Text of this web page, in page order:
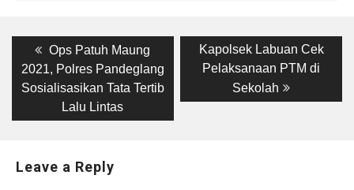
Post
navigation
Previous
post:
Ops Patuh Maung
2021, Polres Pandeglang
Sosialisasikan Tata Tertib
Lalu Lintas
Next
post:
Kapolsek Labuan Cek
Pelaksanaan PTM di
Sekolah
Leave a Reply